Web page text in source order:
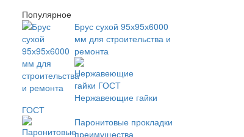
Популярное
Брус сухой 95х95х6000
мм для строительства и
ремонта
Нержавеющие гайки
ГОСТ
Паронитовые прокладки
преимущества